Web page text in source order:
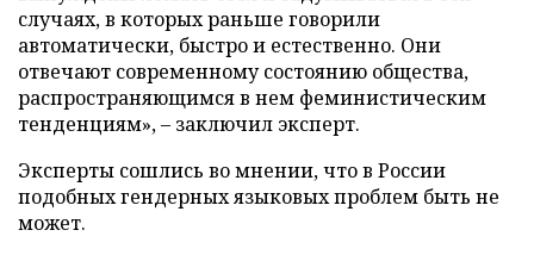
случаях, в которых раньше говорили
автоматически, быстро и естественно. Они
отвечают современному состоянию общества,
распространяющимся в нем феминистическим
тенденциям», – заключил эксперт.
Эксперты сошлись во мнении, что в России
подобных гендерных языковых проблем быть не
может.